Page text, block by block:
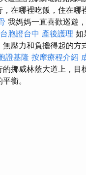
在哪裡吃飯，住在哪
我媽媽一直喜歡巡遊
台胞證台中 產後護理 如
壓力和負擔得起的方
證基隆 按摩療程介紹
挪威林蔭大道上，目
衡。